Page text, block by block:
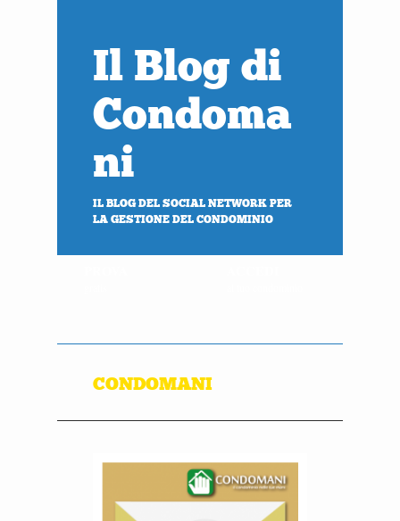
Il Blog di
Condoma
ni
IL BLOG DEL SOCIAL NETWORK PER
LA GESTIONE DEL CONDOMINIO
CONDOMANI